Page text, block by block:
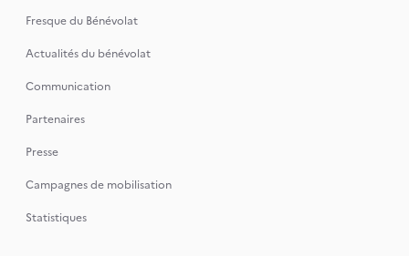
Fresque du Bénévolat
Actualités du bénévolat
Communication
Partenaires
Presse
Campagnes de mobilisation
Statistiques